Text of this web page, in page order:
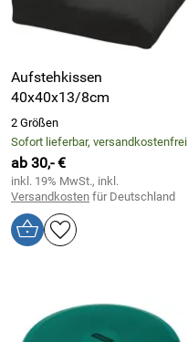
Aufstehkissen
40x40x13/8cm
2 Größen
Sofort lieferbar, versandkostenfrei
ab 30,- €
inkl. 19% MwSt., inkl.
Versandkosten für Deutschland